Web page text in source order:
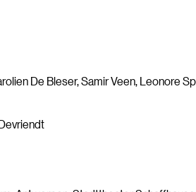
De Bleser, Samir Veen, Leonore